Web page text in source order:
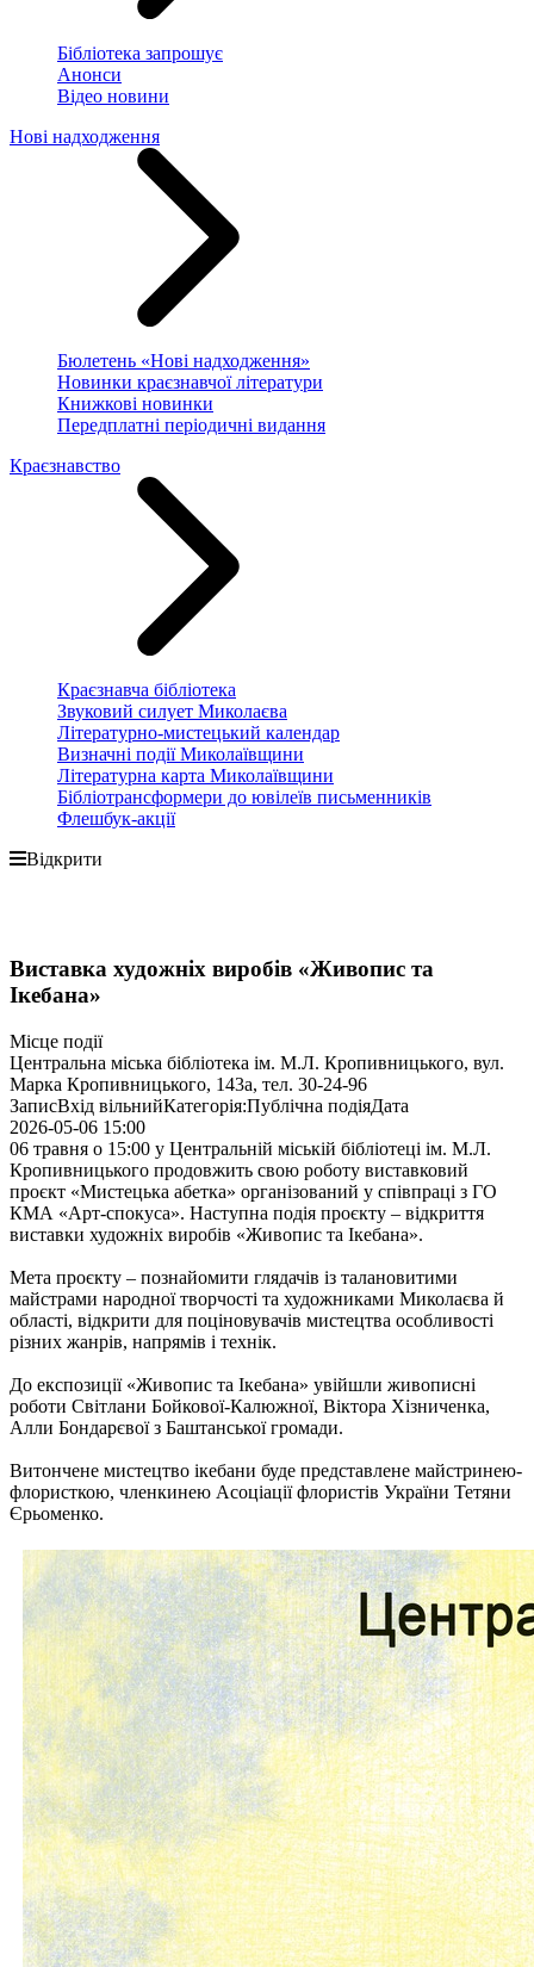
Бібліотека запрошує
Анонси
Відео новини
Нові надходження
Бюлетень «Нові надходження»
Новинки краєзнавчої літератури
Книжкові новинки
Передплатні періодичні видання
Краєзнавство
Краєзнавча бібліотека
Звуковий силует Миколаєва
Літературно-мистецький календар
Визначні події Миколаївщини
Літературна карта Миколаївщини
Бібліотрансформери до ювілеїв письменників
Флешбук-акції
Відкрити
Виставка художніх виробів «Живопис та
Ікебана»
Місце події
Центральна міська бібліотека ім. М.Л. Кропивницького, вул.
Марка Кропивницького, 143а, тел. 30-24-96
ЗаписВхід вільнийКатегорія:Публічна подіяДата
2026-05-06 15:00
06 травня о 15:00 у Центральній міській бібліотеці ім. М.Л.
Кропивницького продовжить свою роботу виставковий
проєкт «Мистецька абетка» організований у співпраці з ГО
КМА «Арт-спокуса». Наступна подія проєкту – відкриття
виставки художніх виробів «Живопис та Ікебана».
Мета проєкту – познайомити глядачів із талановитими
майстрами народної творчості та художниками Миколаєва й
області, відкрити для поціновувачів мистецтва особливості
різних жанрів, напрямів і технік.
До експозиції «Живопис та Ікебана» увійшли живописні
роботи Світлани Бойкової-Калюжної, Віктора Хізниченка,
Алли Бондарєвої з Баштанської громади.
Витончене мистецтво ікебани буде представлене майстринею-
флористкою, членкинею Асоціації флористів України Тетяни
Єрьоменко.